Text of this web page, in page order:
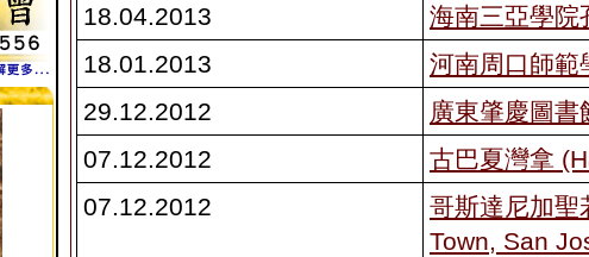
18.04.2013
海南三亞學院
18.01.2013
河南周口師範
29.12.2012
廣東肇慶圖書
07.12.2012
古巴夏灣拿
07.12.2012
哥斯達尼加聖
Town, San